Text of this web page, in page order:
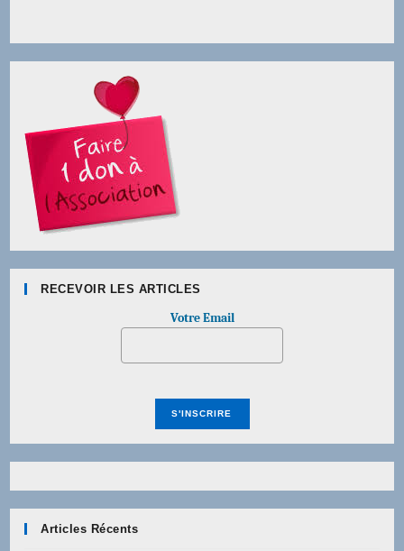
RECEVOIR LES ARTICLES
Votre Email
Articles Récents